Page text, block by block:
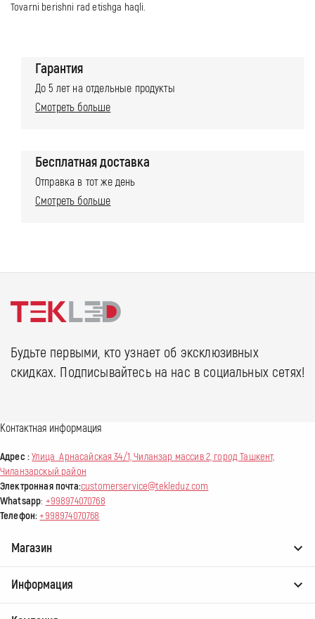
Tovarni berishni rad etishga haqli.
Гарантия
До 5 лет на отдельные продукты
Смотреть больше
Бесплатная доставка
Отправка в тот же день
Смотреть больше
Контактная информация
Адрес :Улица Арнасайская 34/1, Чиланзар массив 2, город Ташкент,
Чиланзарскый район
Электронная почта:customerservice@tekleduz.com
Whatsapp: +998974070768
Телефон:+998974070768
Магазин
Информация
Будьте первыми, кто узнает об эксклюзивных
скидках. Подписывайтесь на нас в социальных сетях!